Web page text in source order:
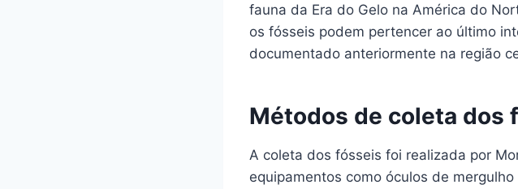
fauna da Era do Gelo na América do
os fósseis podem pertencer ao último
documentado anteriormente na região
Métodos de coleta dos
A coleta dos fósseis foi realizada por
equipamentos como óculos de